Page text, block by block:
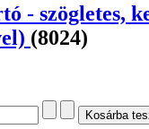
- szögletes,
(8024)